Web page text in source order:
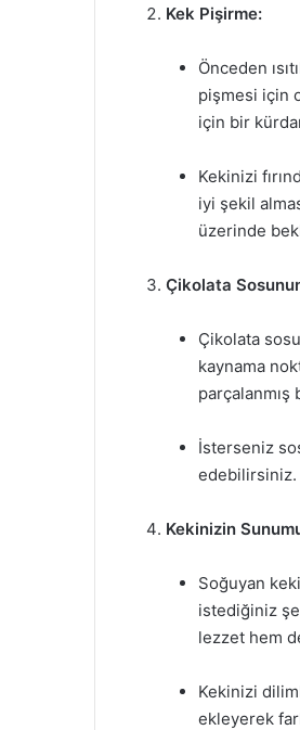
Kek Pişirme:
Önceden
pişmesi için
için bir
Kekinizi
iyi şekil
üzerinde
Çikolata
Çikolata
kaynama
parçalanmış
İsterseniz
edebilirsiniz.
Kekinizin
Soğuyan
istediğiniz
lezzet hem
Kekinizi
ekleyerek